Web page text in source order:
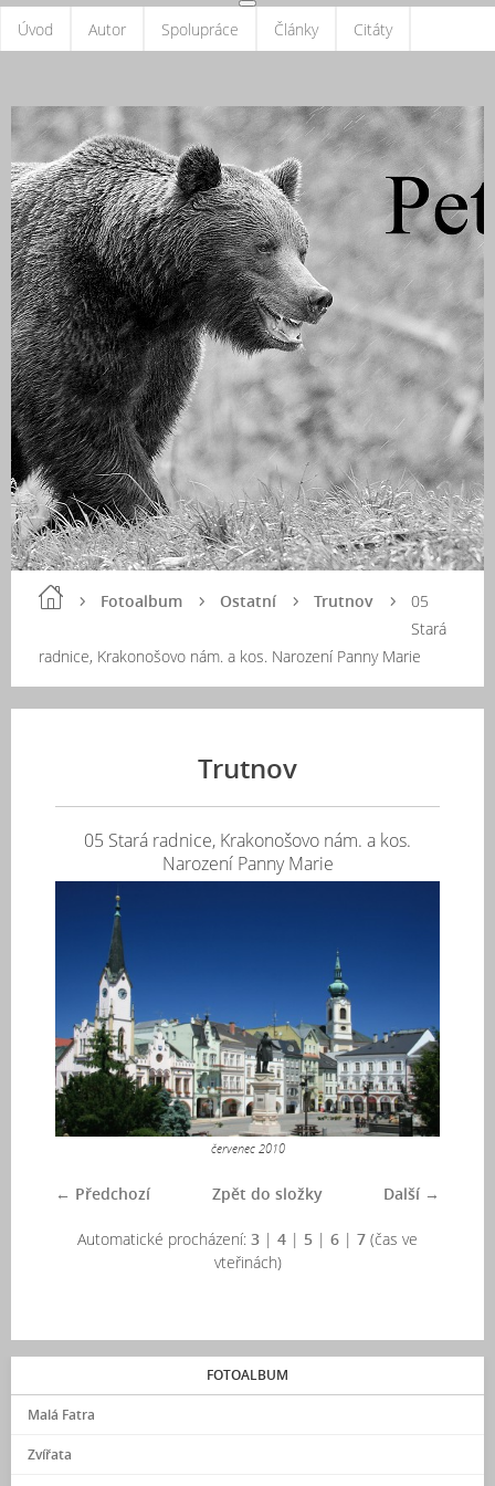
Úvod Autor Spolupráce Články Citáty
Fotoalbum Ostatní Trutnov
05
Stará
radnice, Krakonošovo nám. a kos. Narození Panny Marie
Trutnov
05 Stará radnice, Krakonošovo nám. a kos.
Narození Panny Marie
červenec 2010
← Předchozí Další →
Zpět do složky
Automatické procházení: 3 | 4 | 5 | 6 | 7 (čas ve
vteřinách)
FOTOALBUM
Malá Fatra
Zvířata